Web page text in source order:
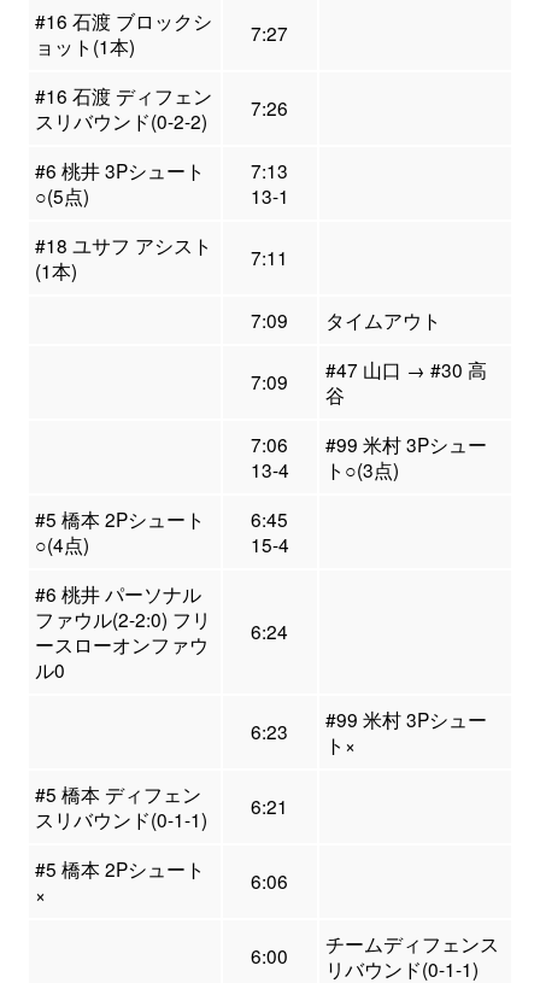
#16 石渡 ブロックシ
ョット(1本)
7:27
#16 石渡 ディフェン
スリバウンド(0-2-2)
7:26
#6 桃井 3Pシュート
○(5点)
7:13
13-1
#18 ユサフ アシスト
(1本)
7:11
7:09 タイムアウト
7:09
#47 山口 → #30 高
谷
7:06
13-4
#99 米村 3Pシュー
ト○(3点)
#5 橋本 2Pシュート
○(4点)
6:45
15-4
#6 桃井 パーソナル
ファウル(2-2:0) フリ
ースローオンファウ
ル0
6:24
6:23
#99 米村 3Pシュー
ト×
#5 橋本 ディフェン
スリバウンド(0-1-1)
6:21
#5 橋本 2Pシュート
×
6:06
6:00
チームディフェンス
リバウンド(0-1-1)